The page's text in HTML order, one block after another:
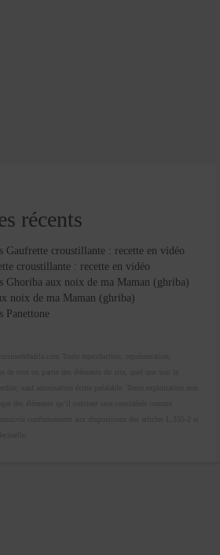
récents
Gaufrette croustillante : recette en vidéo
croustillante : recette en vidéo
Ghoriba aux noix de ma Maman (ghriba)
noix de ma Maman (ghriba)
Panettone